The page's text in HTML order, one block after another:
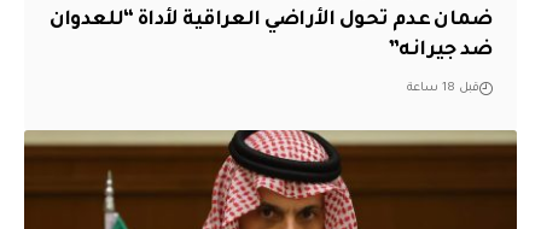
ضمان عدم تحول الأراضي العراقية لأداة “للعدوان
ضد جيرانه”
قبل 18 ساعة